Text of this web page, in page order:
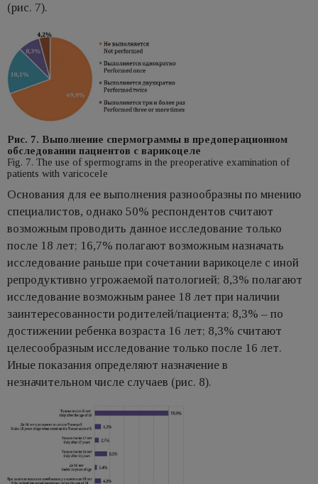
(рис. 7).
Рис. 7. Выполнение спермограммы в предоперационном
обследовании пациентов с варикоцеле
Fig. 7. The use of spermograms in the preoperative examination of
patients with varicocele
Основания для ее выполнения разнообразны по мнению
специалистов, однако 50% респондентов считают
возможным проводить данное исследование только
после 18 лет; 16,7% полагают возможным назначать
исследование раньше при сочетании варикоцеле с иной
репродуктивно угрожаемой патологией; 8,3% полагают
исследование возможным ранее 18 лет при наличии
заинтересованности родителей/пациента; 8,3% – по
достижении ребенка возраста 16 лет; 8,3% считают
целесообразным исследование только после 16 лет.
Иные показания определяют назначение в
незначительном числе случаев (рис. 8).